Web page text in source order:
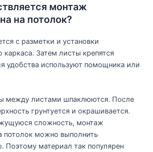
монтаж
на потолок?
с разметки и установки
каркаса. Затем листы крепятся
удобства используют помощника или
между листами шпаклюются. После
грунтуется и окрашивается.
сложность, монтаж
потолок можно выполнить
Поэтому материал так популярен